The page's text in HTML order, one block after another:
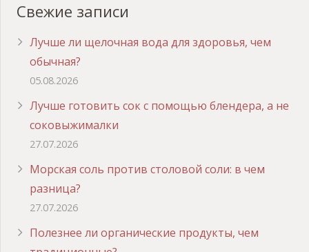
Свежие записи
Лучше ли щелочная вода для здоровья, чем
обычная?
05.08.2026
Лучше готовить сок с помощью блендера, а не
соковыжималки
27.07.2026
Морская соль против столовой соли: в чем
разница?
27.07.2026
Полезнее ли органические продукты, чем